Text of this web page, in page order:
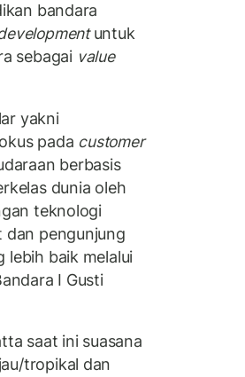
bandara
untuk
sebagai value
yakni
pada customer
berbasis
dunia oleh
teknologi
dan pengunjung
lebih baik melalui
I Gusti
saat ini suasana
tropikal dan